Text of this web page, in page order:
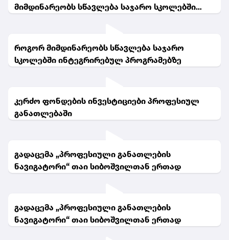
მიმდინარეობს სწავლება საჯარო სკოლებში
როგორ მიმდინარეობს სწავლება საჯარო
სკოლებში ინტეგრირებულ პროგრამებზე
კერძო ფონდების ინვესტიციები პროფესიულ
განათლებაში
გადაცემა „პროფესიული განათლების
ნავიგატორი“ თაი სიბოშვილთან ერთად
გადაცემა „პროფესიული განათლების
ნავიგატორი“ თაი სიბოშვილთან ერთად